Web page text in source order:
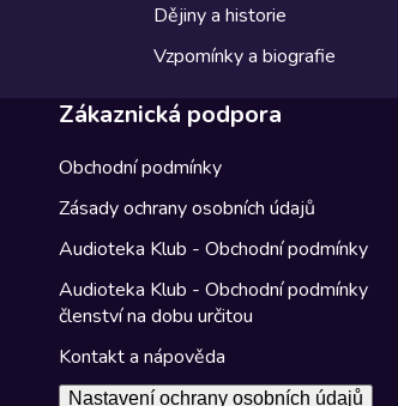
Dějiny a historie
Vzpomínky a biografie
Zákaznická podpora
Obchodní podmínky
Zásady ochrany osobních údajů
Audioteka Klub - Obchodní podmínky
Audioteka Klub - Obchodní podmínky
členství na dobu určitou
Kontakt a nápověda
Nastavení ochrany osobních údajů